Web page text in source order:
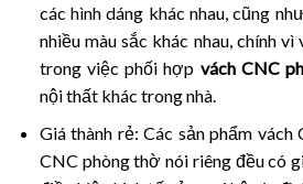
các hình dáng khác nhau, cũng
nhiều màu sắc khác nhau, chính
trong việc phối hợp vách CNC
nội thất khác trong nhà.
Giá thành rẻ: Các sản phẩm vách
CNC phòng thờ nói riêng đều có